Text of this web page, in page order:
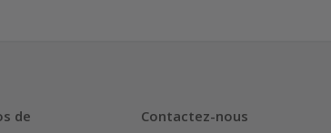
de Contactez-nous